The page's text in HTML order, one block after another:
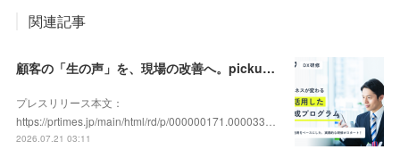
関連記事
顧客の「生の声」を、現場の改善へ。pickupon、実践型「DX人材育成研修」の提供を開始
プレスリリース本文：
https://prtimes.jp/main/html/rd/p/000000171.000033…
2026.07.21 03:11